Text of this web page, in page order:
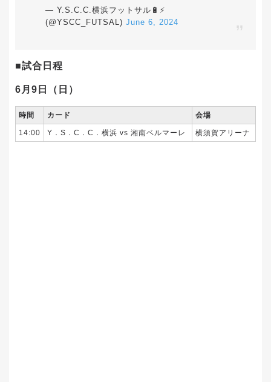
— Y.S.C.C.横浜フットサル🔋⚡️
(@YSCC_FUTSAL) June 6, 2024
■試合日程
6月9日（日）
時間 カード 会場
14:00 Y．S．C．C．横浜 vs 湘南ベルマーレ 横須賀アリーナ